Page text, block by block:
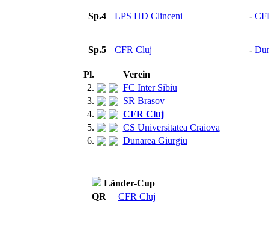
Sp.4 LPS HD Clinceni -
Sp.5 CFR Cluj -
Pl.
Verein
2.
FC Inter Sibiu
3.
SR Brasov
4.
CFR Cluj
5.
CS Universitatea Craiova
6.
Dunarea Giurgiu
Länder-Cup
QR
CFR Cluj